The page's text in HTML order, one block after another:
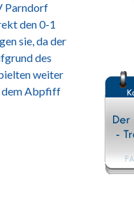
Parndorf
den 0-1
sie, da der
des
weiter
dem Abpfiff